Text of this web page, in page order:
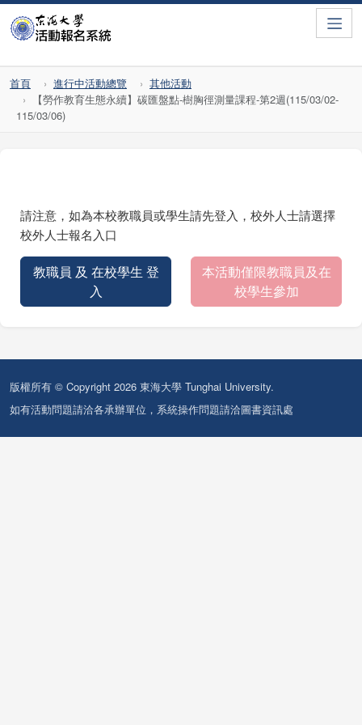
首頁 進行中活動總覽
其他活動
【勞作教育生態永續】碳匯盤點-樹胸徑測量課程-第2週(115/03/02-
115/03/06)
請注意，如為本校教職員或學生請先登入，校外人士請選擇
校外人士報名入口
教職員 及 在校學生 登
入
本活動僅限教職員及在
校學生參加
版權所有 © Copyright 2026 東海大學 Tunghai University.
如有活動問題請洽各承辦單位，系統操作問題請洽圖書資訊處